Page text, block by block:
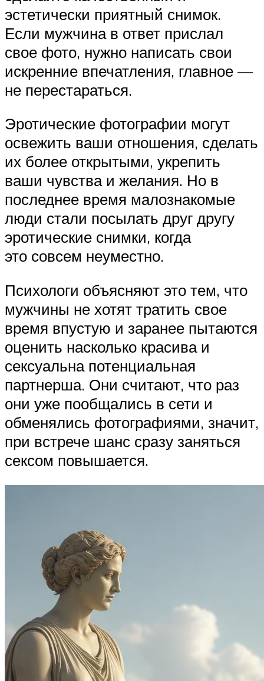
эстетически приятный снимок.
Если мужчина в ответ прислал
свое фото, нужно написать свои
искренние впечатления, главное —
не перестараться.
Эротические фотографии могут
освежить ваши отношения, сделать
их более открытыми, укрепить
ваши чувства и желания. Но в
последнее время малознакомые
люди стали посылать друг другу
эротические снимки, когда
это совсем неуместно.
Психологи объясняют это тем, что
мужчины не хотят тратить свое
время впустую и заранее пытаются
оценить насколько красива и
сексуальна потенциальная
партнерша. Они считают, что раз
они уже пообщались в сети и
обменялись фотографиями, значит,
при встрече шанс сразу заняться
сексом повышается.